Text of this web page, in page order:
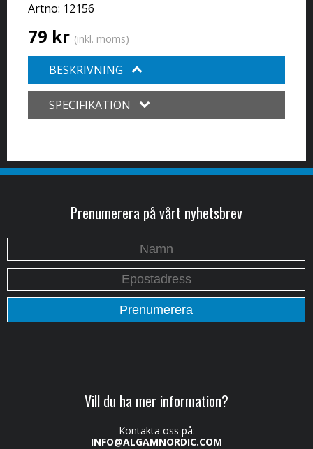
Artno: 12156
79 kr (inkl. moms)
BESKRIVNING
SPECIFIKATION
Prenumerera på vårt nyhetsbrev
Vill du ha mer information?
Kontakta oss på:
INFO@ALGAMNORDIC.COM